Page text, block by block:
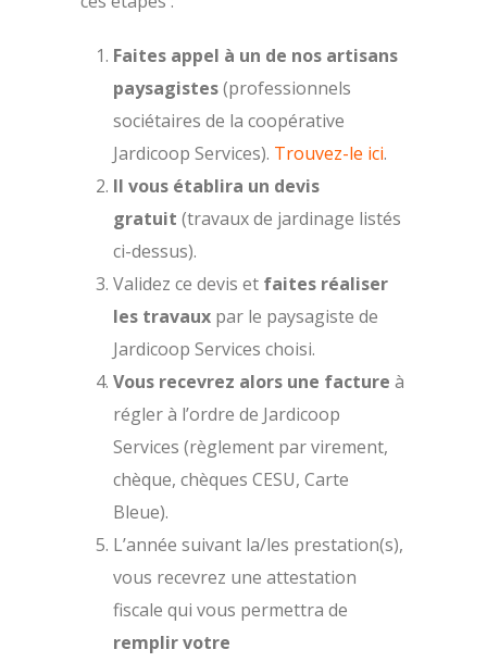
Faites appel à un de nos artisans
paysagistes(professionnels
sociétaires de la coopérative
Jardicoop Services). Trouvez-le ici.
Il vous établira un devis
gratuit (travaux de jardinage listés
ci-dessus).
Validez ce devis et faites réaliser
les travaux par le paysagiste de
Jardicoop Services choisi.
Vous recevrez alors une facture à
régler à l’ordre de Jardicoop
Services (règlement par virement,
chèque, chèques CESU, Carte
Bleue).
L’année suivant la/les prestation(s),
vous recevrez une attestation
fiscale qui vous permettra de
remplir votre